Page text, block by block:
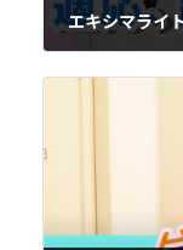
エキシマライ